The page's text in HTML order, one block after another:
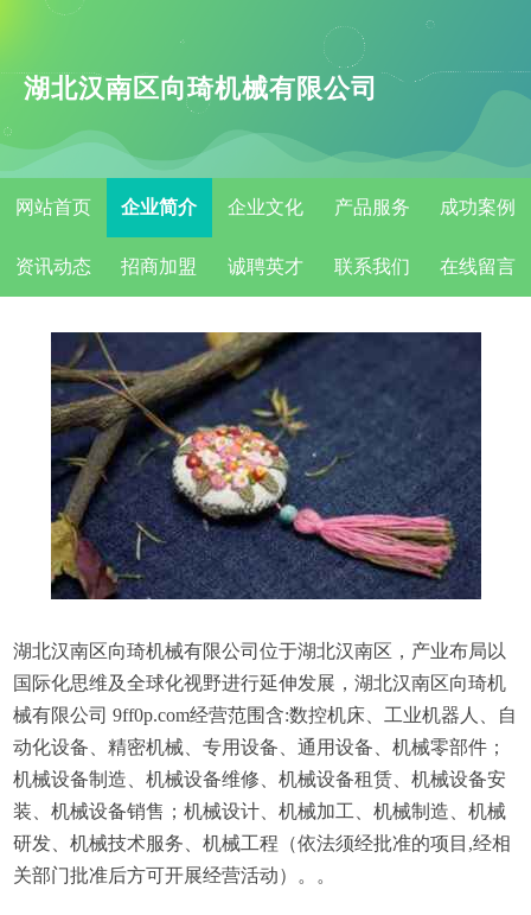
湖北汉南区向琦机械有限公司
网站首页 企业简介 企业文化 产品服务 成功案例
资讯动态 招商加盟 诚聘英才 联系我们 在线留言
湖北汉南区向琦机械有限公司位于湖北汉南区，产业布局以
国际化思维及全球化视野进行延伸发展，湖北汉南区向琦机
械有限公司 9ff0p.com经营范围含:数控机床、工业机器人、自
动化设备、精密机械、专用设备、通用设备、机械零部件；
机械设备制造、机械设备维修、机械设备租赁、机械设备安
装、机械设备销售；机械设计、机械加工、机械制造、机械
研发、机械技术服务、机械工程（依法须经批准的项目,经相
关部门批准后方可开展经营活动）。。